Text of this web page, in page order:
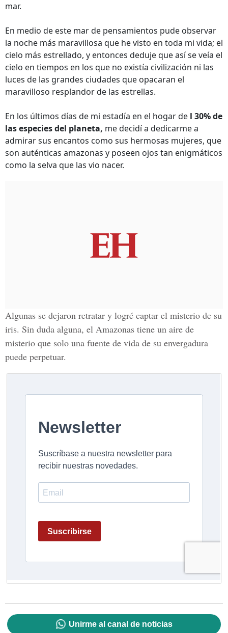
mar.
En medio de este mar de pensamientos pude observar
la noche más maravillosa que he visto en toda mi vida; el
cielo más estrellado, y entonces deduje que así se veía el
cielo en tiempos en los que no existía civilización ni las
luces de las grandes ciudades que opacaran el
maravilloso resplandor de las estrellas.
En los últimos días de mi estadía en el hogar de l 30% de
las especies del planeta, me decidí a dedicarme a
admirar sus encantos como sus hermosas mujeres, que
son auténticas amazonas y poseen ojos tan enigmáticos
como la selva que las vio nacer.
Algunas se dejaron retratar y logré captar el misterio de su
iris. Sin duda alguna, el Amazonas tiene un aire de
misterio que solo una fuente de vida de su envergadura
puede perpetuar.
Unirme al canal de noticias